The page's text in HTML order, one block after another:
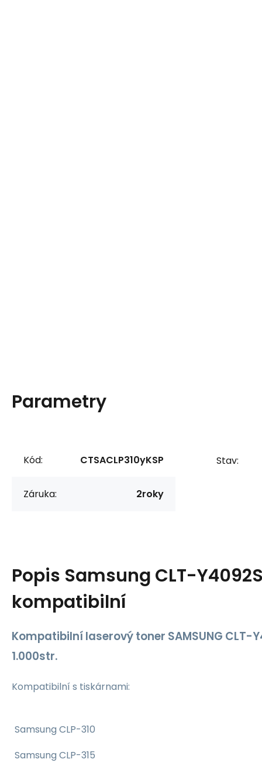
Parametry
Kód: CTSACLP310yKSP
Záruka: 2roky
Stav:
Popis Samsung CLT-
kompatibilní
Kompatibilní laserový toner SAMSUNG CLT-
1.000str.
Kompatibilní s tiskárnami:
Samsung CLP-310
Samsung CLP-315